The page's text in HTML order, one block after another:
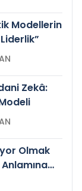
Modellerin
Zekâ:
Olmak